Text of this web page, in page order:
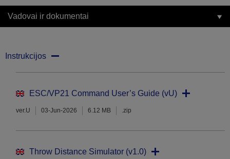
Vadovai ir dokumentai
Instrukcijos
ESC/VP21 Command User’s Guide (vU)
ver.U 03-Jun-2026 6.12 MB .zip
Throw Distance Simulator (v1.0)